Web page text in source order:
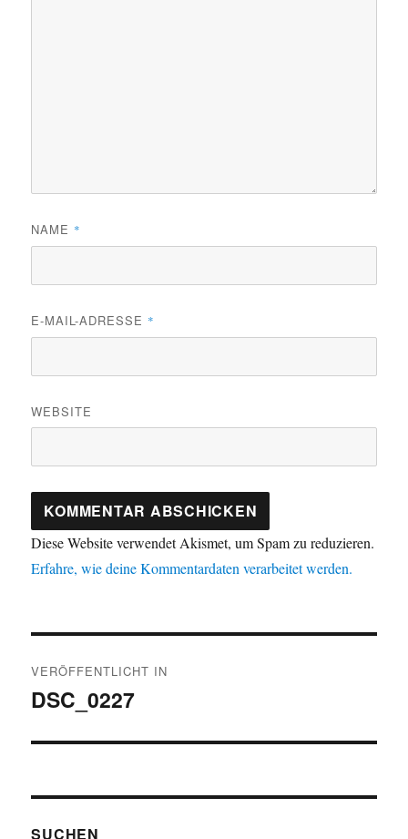
NAME *
E-MAIL-ADRESSE *
WEBSITE
Diese Website verwendet Akismet, um Spam zu reduzieren.
Erfahre, wie deine Kommentardaten verarbeitet werden.
VERÖFFENTLICHT IN
DSC_0227
SUCHEN